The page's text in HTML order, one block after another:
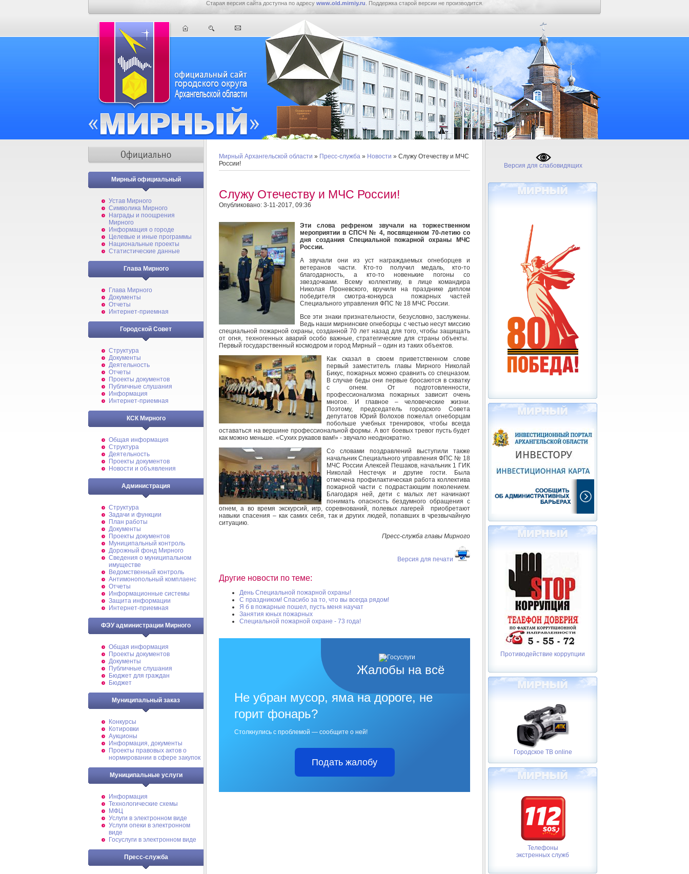
Старая версия сайта доступна по адресу www.old.mirniy.ru . Поддержка старой версии не производится.
Мирный официальный
Устав Мирного
Символика Мирного
Награды и поощрения
Мирного
Информация о городе
Целевые и иные программы
Национальные проекты
Статистические данные
Глава Мирного
Глава Мирного
Документы
Отчеты
Интернет-приемная
Городской Совет
Структура
Документы
Деятельность
Отчеты
Проекты документов
Публичные слушания
Информация
Интернет-приемная
КСК Мирного
Общая информация
Структура
Деятельность
Проекты документов
Новости и объявления
Администрация
Структура
Задачи и функции
План работы
Документы
Проекты документов
Муниципальный контроль
Дорожный фонд Мирного
Cведения о муниципальном
имуществе
Ведомственный контроль
Антимонопольный комплаенс
Отчеты
Информационные системы
Защита информации
Интернет-приемная
ФЭУ администрации Мирного
Общая информация
Проекты документов
Документы
Публичные слушания
Бюджет для граждан
Бюджет
Муниципальный заказ
Конкурсы
Котировки
Аукционы
Информация, документы
Проекты правовых актов о
нормировании в сфере закупок
Муниципальные услуги
Информация
Технологические схемы
МФЦ
Услуги в электронном виде
Услуги опеки в электронном
виде
Госуслуги в электронном виде
Пресс-служба
Мирный Архангельской области » Пресс-служба » Новости » Служу Отечеству и МЧС
России!
Служу Отечеству и МЧС России!
Опубликовано: 3-11-2017, 09:36
Эти слова рефреном звучали на торжественном
мероприятии в СПСЧ № 4, посвященном 70-летию со
дня создания Специальной пожарной охраны МЧС
России.
А звучали они из уст награждаемых огнеборцев и
ветеранов части. Кто-то получил медаль, кто-то
благодарность, а кто-то новенькие погоны со
звездочками. Всему коллективу, в лице командира
Николая Проневского, вручили на празднике диплом
победителя смотра-конкурса пожарных частей
Специального управления ФПС № 18 МЧС России.
Все эти знаки признательности, безусловно, заслужены.
Ведь наши мирнинские огнеборцы с честью несут миссию
специальной пожарной охраны, созданной 70 лет назад для того, чтобы защищать
от огня, техногенных аварий особо важные, стратегические для страны объекты.
Первый государственный космодром и город Мирный – один из таких объектов.
Как сказал в своем приветственном слове
первый заместитель главы Мирного Николай
Бикус, пожарных можно сравнить со спецназом.
В случае беды они первые бросаются в схватку
с огнем. От подготовленности,
профессионализма пожарных зависит очень
многое. И главное – человеческие жизни.
Поэтому, председатель городского Совета
депутатов Юрий Волохов пожелал огнеборцам
побольше учебных тренировок, чтобы всегда
оставаться на вершине профессиональной формы. А вот боевых тревог пусть будет
как можно меньше. «Сухих рукавов вам!» - звучало неоднократно.
Со словами поздравлений выступили также
начальник Специального управления ФПС № 18
МЧС России Алексей Пешаков, начальник 1 ГИК
Николай Нестечук и другие гости. Была
отмечена профилактическая работа коллектива
пожарной части с подрастающим поколением.
Благодаря ней, дети с малых лет начинают
понимать опасность бездумного обращения с
огнем, а во время экскурсий, игр, соревнований, полевых лагерей приобретают
навыки спасения – как самих себя, так и других людей, попавших в чрезвычайную
ситуацию.
Пресс-служба главы Мирного
Версия для печати
Другие новости по теме:
День Специальной пожарной охраны!
С праздником! Спасибо за то, что вы всегда рядом!
Я б в пожарные пошел, пусть меня научат
Занятия юных пожарных
Специальной пожарной охране - 73 года!
Жалобы на всё
Не убран мусор, яма на дороге, не
горит фонарь?
Столкнулись с проблемой — сообщите о ней!
Подать жалобу
Версия для слабовидящих
Противодействие коррупции
Городское ТВ online
Телефоны
экстренных служб